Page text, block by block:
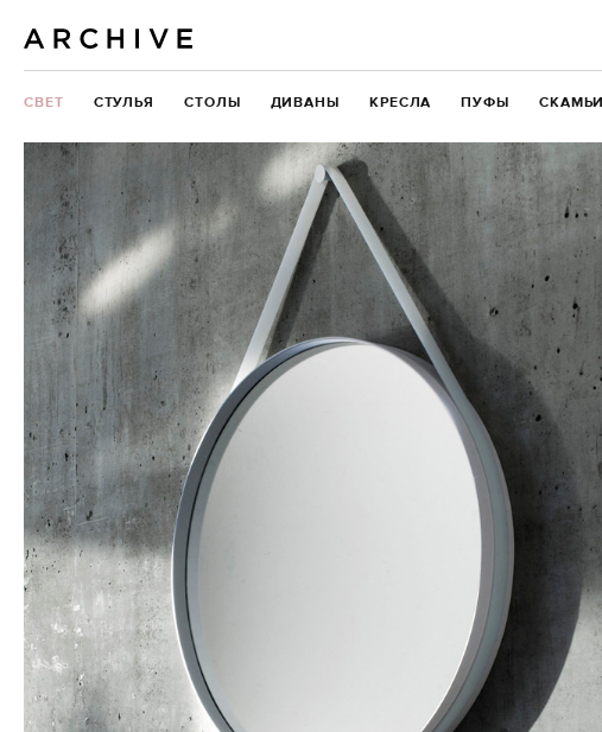
СВЕТ СТУЛЬЯ СТОЛЫ ДИВАНЫ КРЕСЛА ПУФЫ СКАМЬИ